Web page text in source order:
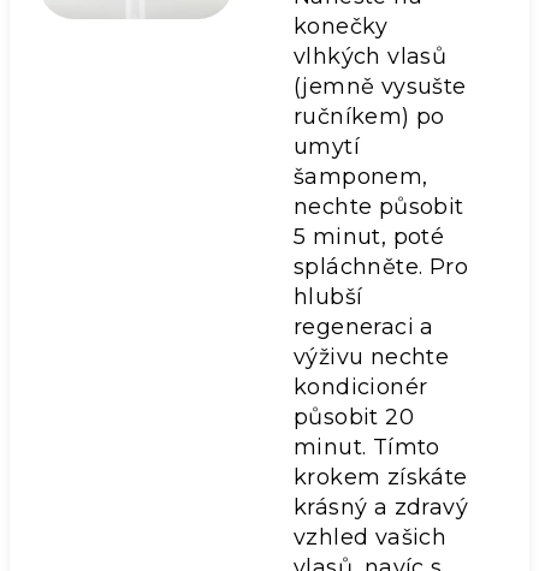
konečky
vlhkých vlasů
(jemně vysušte
ručníkem) po
umytí
šamponem,
nechte působit
5 minut, poté
spláchněte. Pro
hlubší
regeneraci a
výživu nechte
kondicionér
působit 20
minut. Tímto
krokem získáte
krásný a zdravý
vzhled vašich